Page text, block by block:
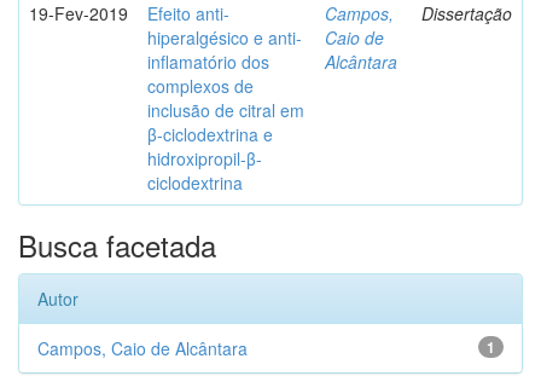
19-Fev-2019
Efeito anti-
hiperalgésico e anti-
inflamatório dos
complexos de
inclusão de citral em
β-ciclodextrina e
hidroxipropil-β-
ciclodextrina
Campos,
Caio de
Alcântara
Dissertação
Busca facetada
Autor
1
Campos, Caio de Alcântara